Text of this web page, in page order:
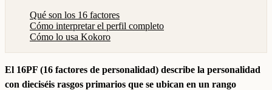
Qué son los 16 factores
Cómo interpretar el perfil completo
Cómo lo usa Kokoro
El 16PF (16 factores de personalidad) describe la personalidad
con dieciséis rasgos primarios que se ubican en un rango